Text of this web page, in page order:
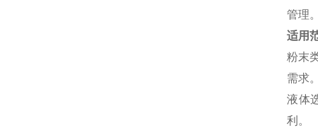
管理
适用
粉末
需求
液体
利。